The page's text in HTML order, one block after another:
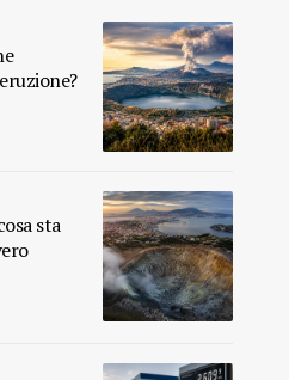
sta